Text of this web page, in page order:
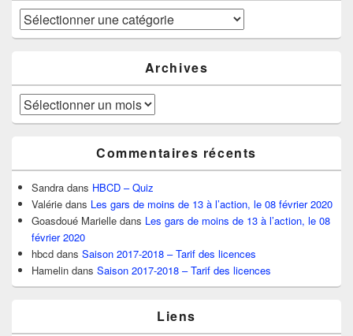
Catégories
Archives
Archives
Commentaires récents
Sandra dans HBCD – Quiz
Valérie dans Les gars de moins de 13 à l’action, le 08 février 2020
Goasdoué Marielle dans Les gars de moins de 13 à l’action, le 08
février 2020
hbcd dans Saison 2017-2018 – Tarif des licences
Hamelin dans Saison 2017-2018 – Tarif des licences
Liens